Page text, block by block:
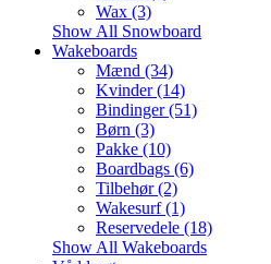
Wax (3)
Show All Snowboard
Wakeboards
Mænd (34)
Kvinder (14)
Bindinger (51)
Børn (3)
Pakke (10)
Boardbags (6)
Tilbehør (2)
Wakesurf (1)
Reservedele (18)
Show All Wakeboards